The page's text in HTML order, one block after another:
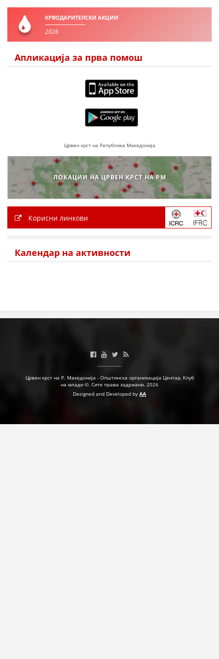
ПРИРАЧНИЦИ
ЕДУКАТИВНО ИНФОРМАТИВНИ МАТЕРИЈАЛИ
ПОСТЕРИ
ПРЕЗЕНТАЦИИ
КРВОДАРИТЕЛСКИ АКЦИИ
2026
Апликација за прва помош
Црвен крст на Република Македонија
ЛОКАЦИИ НА ЦРВЕН КРСТ НА РМ
Корисни линкови
Календар на активности
Црвен крст на Р. Македонија - Општинска организација Центар, Клуб
на млади ©. Сите права задржани. 2026
Designed and Developed by AA